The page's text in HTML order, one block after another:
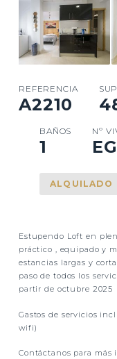
REFERENCIA
A2210
BAÑOS
1
Nº
ALQUILADO
Estupendo Loft en
práctico , equipado y
estancias largas y
paso de todos los
partir de octubre 2025
Gastos de servicios
wifi)
Contáctanos para